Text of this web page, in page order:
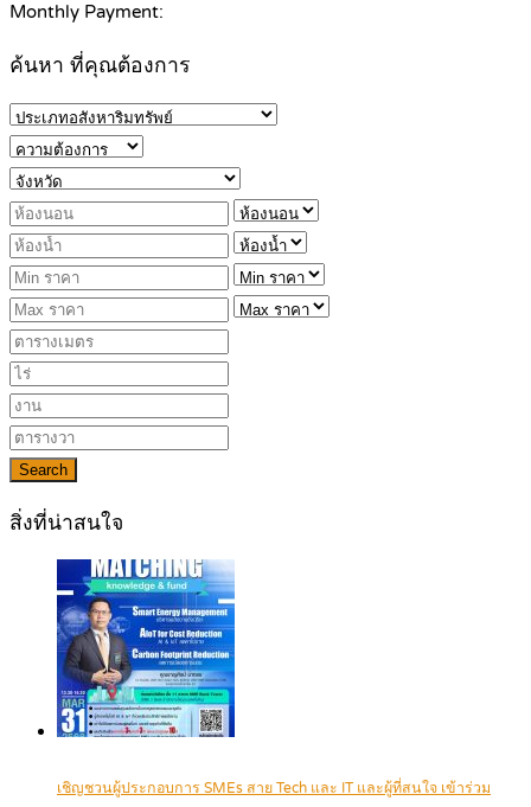
Monthly Payment:
ค้นหา ที่คุณต้องการ
Search
สิ่งที่น่าสนใจ
เชิญชวนผู้ประกอบการ SMEs สาย Tech และ IT และผู้ที่สนใจ เข้าร่วม